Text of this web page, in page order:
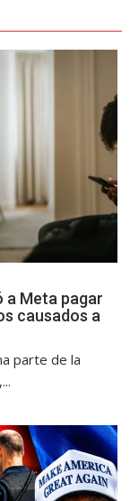
a Meta pagar
causados a
parte de la